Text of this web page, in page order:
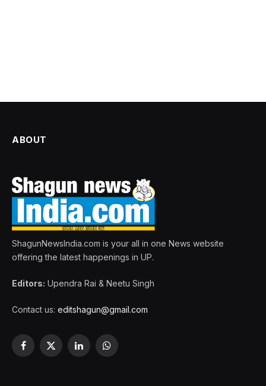
ABOUT
ShagunNewsIndia.com is your all in one News website
offering the latest happenings in UP.
Editors: Upendra Rai & Neetu Singh
Contact us: editshagun@gmail.com
Facebook
X
LinkedInWhatsApp